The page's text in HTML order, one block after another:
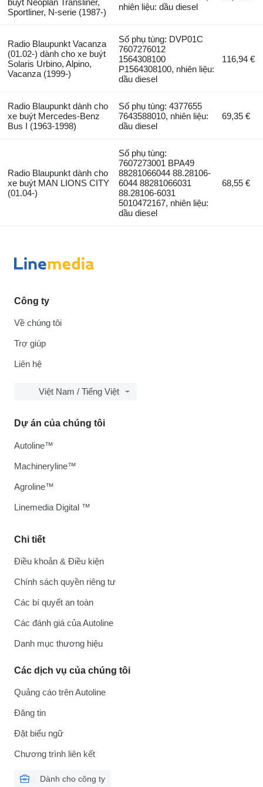
Sportliner, N-serie (1987-)
nhiên liệu: dầu diesel
Radio Blaupunkt Vacanza
(01.02-) dành cho xe buýt
Solaris Urbino, Alpino,
Vacanza (1999-)
Số phụ tùng: DVP01C
7607276012
1564308100
P1564308100, nhiên liệu:
dầu diesel
116,94 €
Radio Blaupunkt dành cho
xe buýt Mercedes-Benz
Bus I (1963-1998)
Số phụ tùng: 4377655
7643588010, nhiên liệu:
dầu diesel
69,35 €
Radio Blaupunkt dành cho
xe buýt MAN LIONS CITY
(01.04-)
Số phụ tùng:
7607273001 BPA49
88281066044 88.28106-
6044 88281066031
88.28106-6031
5010472167, nhiên liệu:
dầu diesel
68,55 €
Công ty
Về chúng tôi
Trợ giúp
Liên hệ
Việt Nam / Tiếng Việt
Chi tiết
Điều khoản & Điều kiện
Chính sách quyền riêng tư
Các bí quyết an toàn
Các đánh giá của Autoline
Danh mục thương hiệu
Các dịch vụ của chúng tôi
Quảng cáo trên Autoline
Đăng tin
Đặt biểu ngữ
Chương trình liên kết
Dành cho công ty
Dự án của chúng tôi
Autoline™
Machineryline™
Agroline™
Linemedia Digital ™